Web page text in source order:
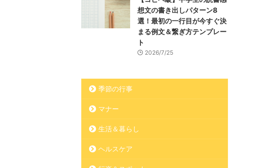
想文の書き出しパターン8
選！最初の一行目が今すぐ決
まる例文＆繋ぎ方テンプレー
ト
2026/7/25
季節の行事
マナー
生活＆暮らし
ヘルスケア